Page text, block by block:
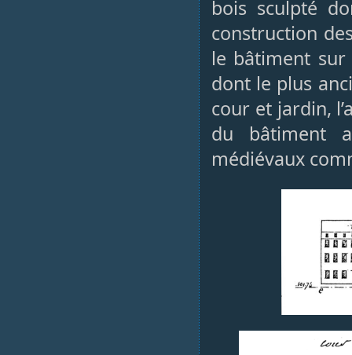
bois sculpté
construction
le bâtiment sur
dont le plus
cour et jardin,
du bâtiment
médiévaux